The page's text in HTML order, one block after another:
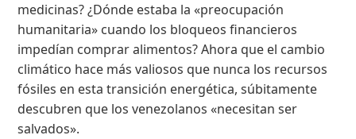
medicinas? ¿Dónde estaba la «preocupación
humanitaria» cuando los bloqueos financieros
impedían comprar alimentos? Ahora que el cambio
climático hace más valiosos que nunca los recursos
fósiles en esta transición energética, súbitamente
descubren que los venezolanos «necesitan ser
salvados».